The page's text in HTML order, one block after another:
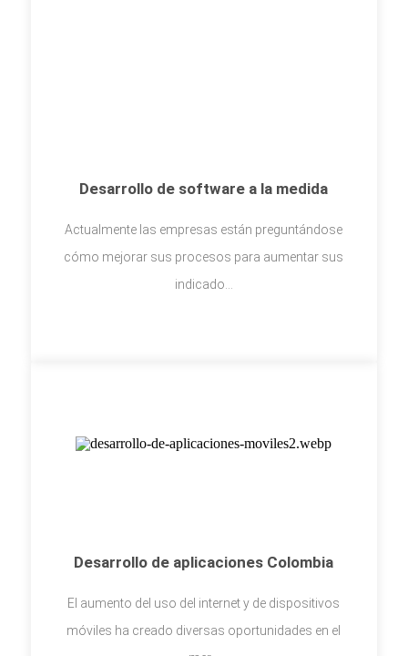
Desarrollo de software a la medida
Actualmente las empresas están preguntándose
cómo mejorar sus procesos para aumentar sus
indicado...
Desarrollo de aplicaciones Colombia
El aumento del uso del internet y de dispositivos
móviles ha creado diversas oportunidades en el